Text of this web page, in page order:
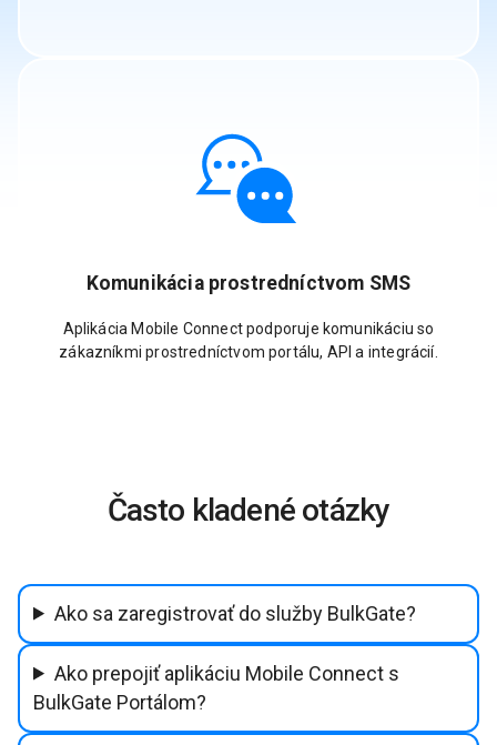
Komunikácia prostredníctvom SMS
Aplikácia Mobile Connect podporuje komunikáciu so
zákazníkmi prostredníctvom portálu, API a integrácií.
Často kladené otázky
Ako sa zaregistrovať do služby BulkGate?
Ako prepojiť aplikáciu Mobile Connect s
BulkGate Portálom?